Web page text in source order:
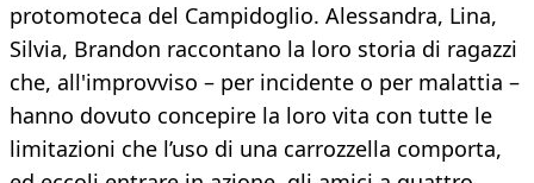
protomoteca del Campidoglio. Alessandra, Lina,
Silvia, Brandon raccontano la loro storia di ragazzi
che, all'improvviso – per incidente o per malattia –
hanno dovuto concepire la loro vita con tutte le
limitazioni che l’uso di una carrozzella comporta,